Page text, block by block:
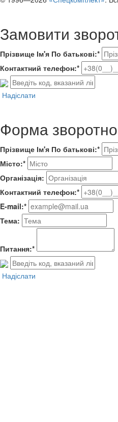
Замовити
Прізвище Ім'я По батькові:*
Контактний телефон:*
Надіслати
Форма
Прізвище Ім'я По батькові:*
Місто:*
Організація:
Контактний телефон:*
E-mail:*
Тема:
Питання:*
Надіслати